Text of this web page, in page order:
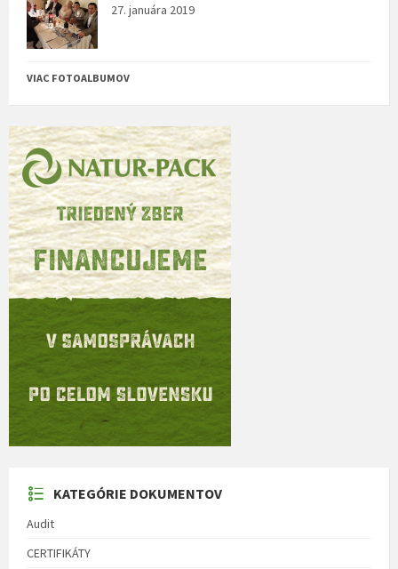
27. januára 2019
VIAC FOTOALBUMOV
KATEGÓRIE DOKUMENTOV
Audit
CERTIFIKÁTY